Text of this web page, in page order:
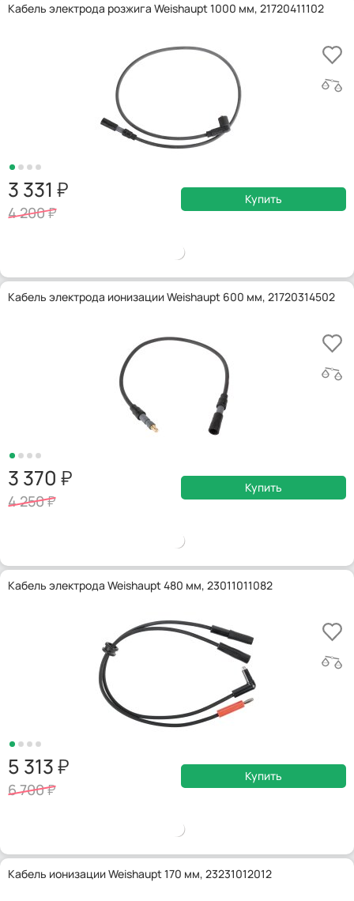
Кабель электрода розжига Weishaupt 1000 мм, 21720411102
3 331
4 200
Купить
Кабель электрода ионизации Weishaupt 600 мм, 21720314502
3 370
4 250
Купить
Кабель электрода Weishaupt 480 мм, 23011011082
5 313
6 700
Купить
Кабель ионизации Weishaupt 170 мм, 23231012012